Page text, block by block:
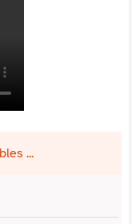
...